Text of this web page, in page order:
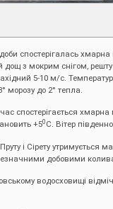
спостерігалась
дощ з мокрим снігом, решту
5-10 м/с.
морозу до 2° тепла.
спостерігається
+50 С. Вітер
і Сірету утримується
добовими
водосховищі